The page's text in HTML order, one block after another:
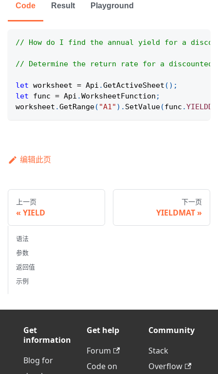
Code Result Playground
// How do I find the annual yield for a
// Determine the return rate for a
let worksheet = Api .GetActiveSheet ( ) ;
let func = Api .WorksheetFunction ;
worksheet .GetRange( "A1" ) . SetValue(func .
编辑此页
上一页
YIELD
下一页
YIELDMAT
语法
参数
返回值
示例
Get
information
Blog for
Get help
Forum
Code on
Community
Stack
Overflow